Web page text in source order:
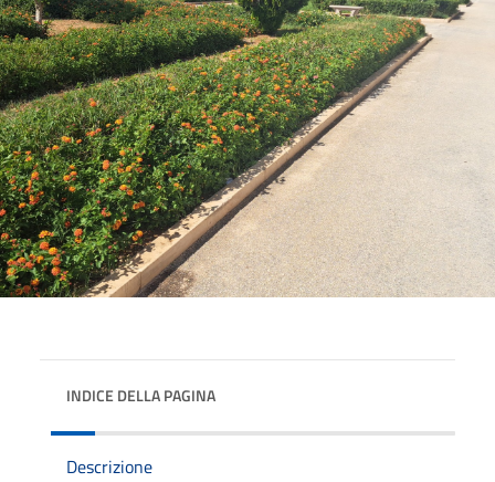
INDICE DELLA PAGINA
Descrizione